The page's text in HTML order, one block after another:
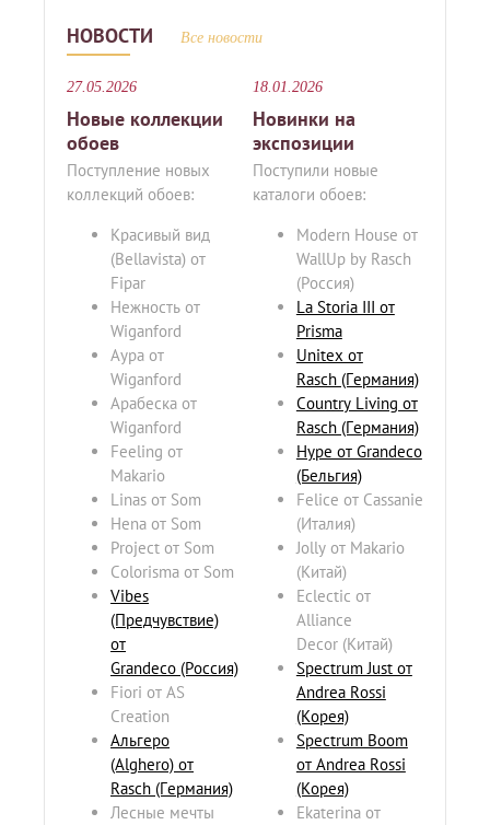
НОВОСТИ Все новости
27.05.2026
Новые коллекции
обоев
Поступление новых
коллекций обоев:
Красивый вид
(Bellavista) от
Fipar
Нежность от
Wiganford
Аура от
Wiganford
Арабеска от
Wiganford
Feeling от
Makario
Linas от Som
Hena от Som
Project от Som
Colorisma от Som
Vibes
(Предчувствие)
от
Grandeco (Россия)
Fiori от AS
Creation
Альгеро
(Alghero) от
Rasch (Германия)
Лесные мечты
18.01.2026
Новинки на
экспозиции
Поступили новые
каталоги обоев:
Modern House от
WallUp by Rasch
(Россия)
La Storia III от
Prisma
Unitex от
Rasch (Германия)
Country Living от
Rasch (Германия)
Hype от Grandeco
(Бельгия)
Felice от Cassanie
(Италия)
Jolly от Makario
(Китай)
Eclectic от
Alliance
Decor (Китай)
Spectrum Just от
Andrea Rossi
(Корея)
Spectrum Boom
от Andrea Rossi
(Корея)
Ekaterina от